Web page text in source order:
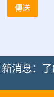
新消息：